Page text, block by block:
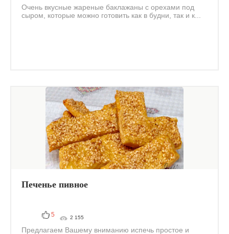
Очень вкусные жареные баклажаны с орехами под
сыром, которые можно готовить как в будни, так и к...
Печенье пивное
5 2 155
Предлагаем Вашему вниманию испечь простое и